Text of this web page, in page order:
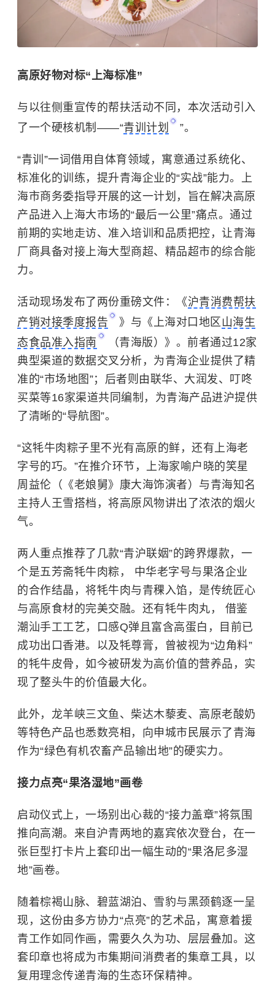
高原好物对标“上海标准”
与以往侧重宣传的帮扶活动不同，本次活动引入
了一个硬核机制——“青训计划 ”。
“青训”一词借用自体育领域，寓意通过系统化、
标准化的训练，提升青海企业的“实战”能力。上
海市商务委指导开展的这一计划，旨在解决高原
产品进入上海大市场的“最后一公里”痛点。通过
前期的实地走访、准入培训和品质把控，让青海
厂商具备对接上海大型商超、精品超市的综合能
力。
活动现场发布了两份重磅文件：《沪青消费帮扶
产销对接季度报告
》与《上海对口地区 山海生
态食品准入指南
（青海版）》。前者通过12家
典型渠道的数据交叉分析，为青海企业提供了精
准的“市场地图”；后者则由联华、大润发、叮咚
买菜等16家渠道共同编制，为青海产品进沪提供
了清晰的“导航图”。
“这牦牛肉粽子里不光有高原的鲜，还有上海老
字号的巧。”在推介环节，上海家喻户晓的笑星
周益伦（《老娘舅》康大海饰演者）与青海知名
主持人王雪搭档，将高原风物讲出了浓浓的烟火
气。
两人重点推荐了几款“青沪联姻”的跨界爆款，一
个是五芳斋牦牛肉粽， 中华老字号与果洛企业
的合作结晶，将牦牛肉与青稞入馅，是传统匠心
与高原食材的完美交融。还有牦牛肉丸， 借鉴
潮汕手工工艺，口感Q弹且富含高蛋白，目前已
成功出口香港。以及牦尊膏，曾被视为“边角料”
的牦牛皮骨，如今被研发为高价值的营养品，实
现了整头牛的价值最大化。
此外，龙羊峡三文鱼、柴达木藜麦、高原老酸奶
等特色产品也悉数亮相，向申城市民展示了青海
作为“绿色有机农畜产品输出地”的硬实力。
接力点亮“果洛湿地”画卷
启动仪式上，一场别出心裁的“接力盖章”将氛围
推向高潮。来自沪青两地的嘉宾依次登台，在一
张巨型打卡片上套印出一幅生动的“果洛尼多湿
地”画卷。
随着棕褐山脉、碧蓝湖泊、雪豹与黑颈鹤逐一呈
现，这份由多方协力“点亮”的艺术品，寓意着援
青工作如同作画，需要久久为功、层层叠加。这
套印章也将成为市集期间消费者的集章工具，以
复用理念传递青海的生态环保精神。